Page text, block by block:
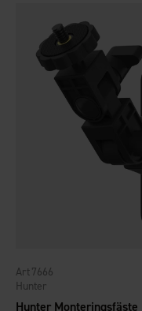
Hunter Monteringsfäste
Hunter
7666